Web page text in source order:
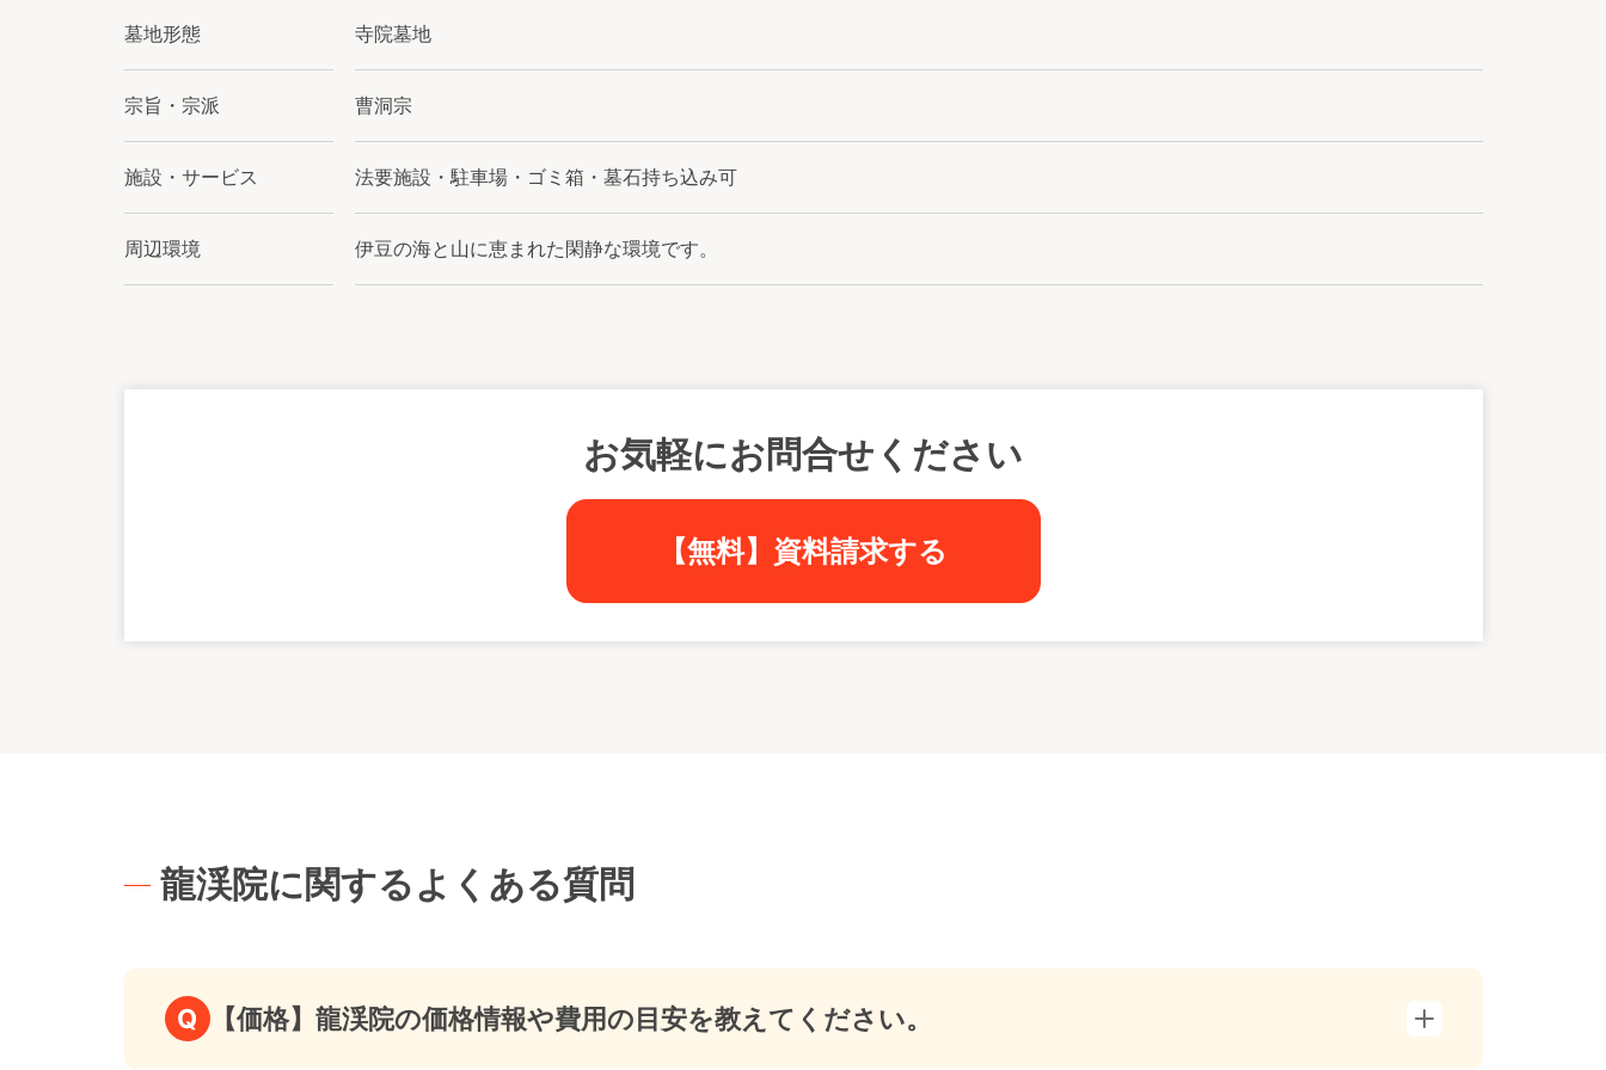
墓地形態 寺院墓地
宗旨・宗派 曹洞宗
施設・サービス 法要施設・駐車場・ゴミ箱・墓石持ち込み可
周辺環境 伊豆の海と山に恵まれた閑静な環境です。
お気軽にお問合せください
【無料】資料請求する
龍渓院に関するよくある質問
Q 【価格】龍渓院の価格情報や費用の目安を教えてください。